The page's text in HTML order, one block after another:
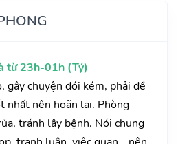
từ 23h-01h (Tý)
gây chuyện đói kém, phải đề
nhất nên hoãn lại. Phòng
tránh lây bệnh. Nói chung